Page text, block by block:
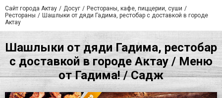
Сайт города Актау Досуг
Рестораны, кафе, пиццерии, суши
Рестораны
Шашлыки от дяди Гадима, рестобар с доставкой в городе
Актау
Шашлыки от дяди Гадима, рестобар
с доставкой в городе Актау / Меню
от Гадима! / Садж